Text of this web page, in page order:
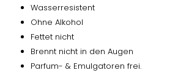
Wasserresistent
Ohne Alkohol
Fettet nicht
Brennt nicht in den Augen
Parfum- & Emulgatoren frei.